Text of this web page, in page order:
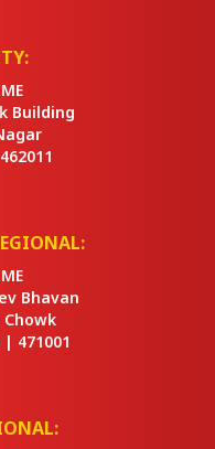
Building
462011
Bhavan
| 471001